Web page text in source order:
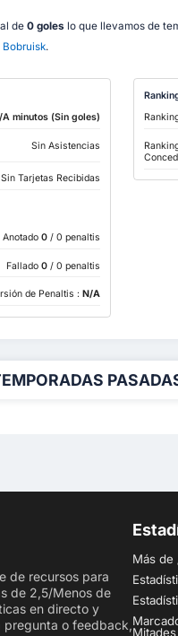
de 0 goles lo que llevamos de
Bobruisk.
A minutos (Sin goles)
Sin Asistencias
Sin Tarjetas Recibidas
Anotado 0 / 0 penaltis
Fallado 0 / 0 penaltis
de Penaltis : N/A
de recursos para
de 2,5/Menos de
en directo y
pregunta o feedback,
Más de
Mitades